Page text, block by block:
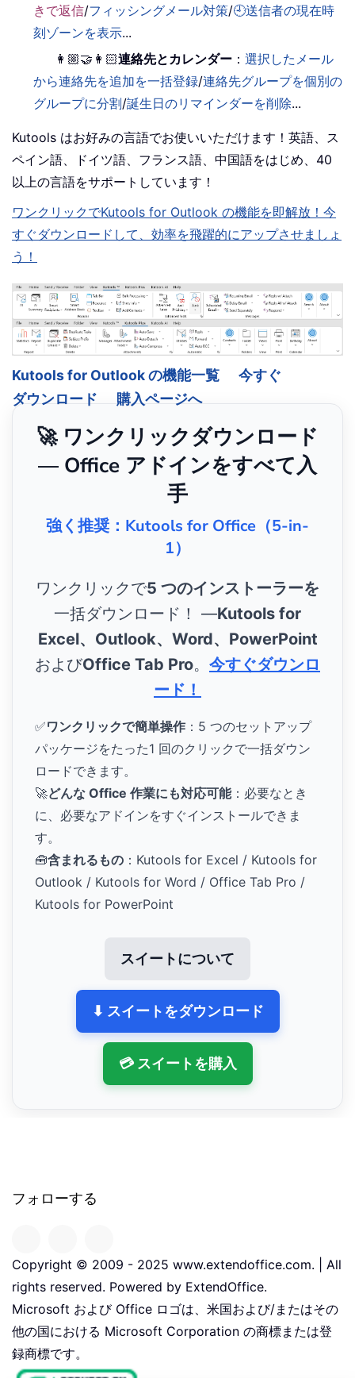
きで返信/フィッシングメール対策/🕘送信者の現在時
刻ゾーンを表示...
👩🏼‍🤝‍👩🏻連絡先とカレンダー ：選択したメール
から連絡先を追加を一括登録/連絡先グループを個別の
グループに分割/誕生日のリマインダーを削除...
Kutools はお好みの言語でお使いいただけます！英語、ス
ペイン語、ドイツ語、フランス語、中国語をはじめ、40
以上の言語をサポートしています！
ワンクリックでKutools for Outlook の機能を即解放！今
すぐダウンロードして、効率を飛躍的にアップさせましょ
う！
Kutools for Outlook の機能一覧
今すぐ
ダウンロード
購入ページへ
🚀 ワンクリックダウンロード
— Office アドインをすべて入
手
強く推奨：Kutools for Office（5-in-
1）
ワンクリックで5 つのインストーラーを
一括ダウンロード！ ―Kutools for
Excel、Outlook、Word、PowerPoint
およびOffice Tab Pro。 今すぐダウンロ
ード！
✅ワンクリックで簡単操作 ：5 つのセットアップ
パッケージをたった1 回のクリックで一括ダウン
ロードできます。
🚀どんな Office 作業にも対応可能：必要なとき
に、必要なアドインをすぐインストールできま
す。
🧰含まれるもの ：Kutools for Excel / Kutools for
Outlook / Kutools for Word / Office Tab Pro /
Kutools for PowerPoint
スイートについて
⬇ スイートをダウンロード
💳 スイートを購入
フォローする
Copyright © 2009 - 2025 www.extendoffice.com. | All
rights reserved. Powered by ExtendOffice.
Microsoft および Office ロゴは、米国および/またはその
他の国における Microsoft Corporation の商標または登
録商標です。